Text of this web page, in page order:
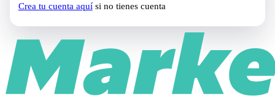
Crea tu cuenta aquísi no tienes cuenta